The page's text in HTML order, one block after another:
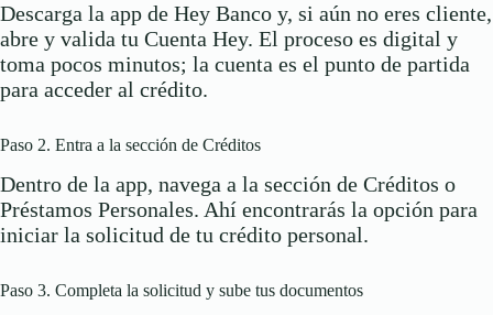
Descarga la app de Hey Banco y, si aún no eres cliente,
abre y valida tu Cuenta Hey. El proceso es digital y
toma pocos minutos; la cuenta es el punto de partida
para acceder al crédito.
Paso 2. Entra a la sección de Créditos
Dentro de la app, navega a la sección de Créditos o
Préstamos Personales. Ahí encontrarás la opción para
iniciar la solicitud de tu crédito personal.
Paso 3. Completa la solicitud y sube tus documentos